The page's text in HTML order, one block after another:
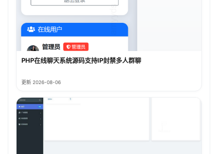
PHP在线聊天系统源码支持IP封禁多人群聊
更新 2026-08-06